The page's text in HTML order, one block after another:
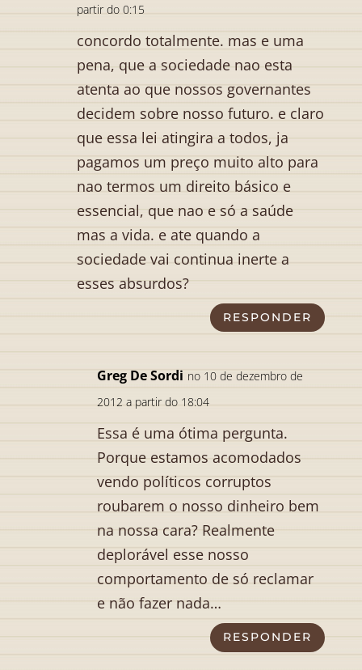
partir do 0:15
concordo totalmente. mas e uma
pena, que a sociedade nao esta
atenta ao que nossos governantes
decidem sobre nosso futuro. e claro
que essa lei atingira a todos, ja
pagamos um preço muito alto para
nao termos um direito básico e
essencial, que nao e só a saúde
mas a vida. e ate quando a
sociedade vai continua inerte a
esses absurdos?
RESPONDER
Greg De Sordi no 10 de dezembro de
2012 a partir do 18:04
Essa é uma ótima pergunta.
Porque estamos acomodados
vendo políticos corruptos
roubarem o nosso dinheiro bem
na nossa cara? Realmente
deplorável esse nosso
comportamento de só reclamar
e não fazer nada…
RESPONDER